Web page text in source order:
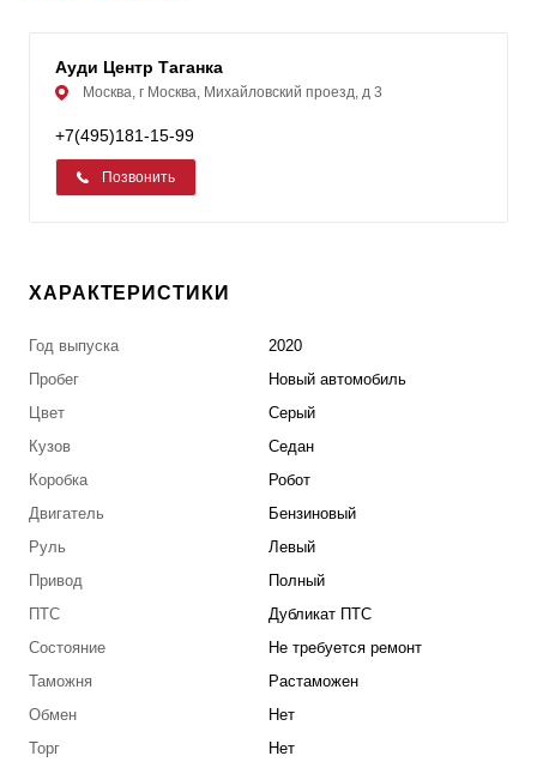
Ауди Центр Таганка
Москва, г Москва, Михайловский проезд, д 3
+7(495)181-15-99
Позвонить
ХАРАКТЕРИСТИКИ
Год выпуска
2020
Пробег
Новый автомобиль
Цвет
Серый
Кузов
Седан
Коробка
Робот
Двигатель
Бензиновый
Руль
Левый
Привод
Полный
ПТС
Дубликат ПТС
Состояние
Не требуется ремонт
Таможня
Растаможен
Обмен
Нет
Торг
Нет